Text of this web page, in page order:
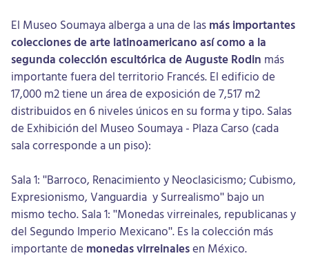
El Museo Soumaya alberga a una de las más importantes
colecciones de arte latinoamericano así como a la
segunda colección escultórica de Auguste Rodin más
importante fuera del territorio Francés. El edificio de
17,000 m2 tiene un área de exposición de 7,517 m2
distribuidos en 6 niveles únicos en su forma y tipo. Salas
de Exhibición del Museo Soumaya - Plaza Carso (cada
sala corresponde a un piso):
Sala 1: "Barroco, Renacimiento y Neoclasicismo; Cubismo,
Expresionismo, Vanguardia y Surrealismo" bajo un
mismo techo. Sala 1: "Monedas virreinales, republicanas y
del Segundo Imperio Mexicano". Es la colección más
importante de monedas virreinalesen México.